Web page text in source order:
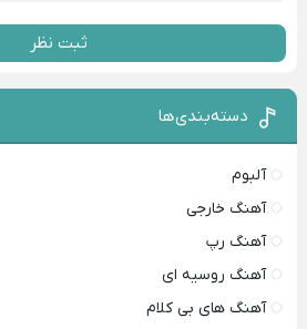
ثبت نظر
دسته‌بندی‌ها
آلبوم
آهنگ خارجی
آهنگ رپ
آهنگ روسیه ای
آهنگ های بی کلام